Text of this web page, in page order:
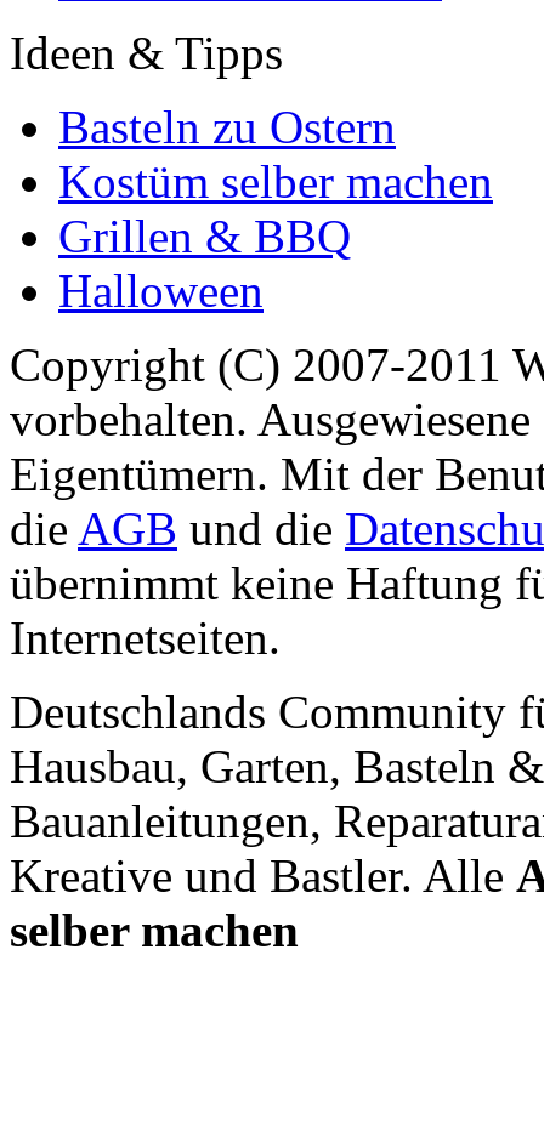
Ideen & Tipps
Basteln zu Ostern
Kostüm selber machen
Grillen & BBQ
Halloween
Copyright (C) 2007-2011
vorbehalten.
Eigentümern. Mit der
die AGB und die
übernimmt keine Haftung
Internetseiten.
Deutschlands Community
Hausbau, Garten, Basteln
Bauanleitungen,
Kreative und Bastler. Alle
selber machen